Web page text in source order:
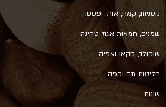
קטניות, קמח, אורז ופסטה
שמנים, חמאות אגוז, טחינה
שוקולד, קקאו ואפיה
חליטות תה וקפה
שונות